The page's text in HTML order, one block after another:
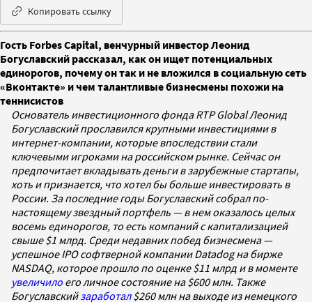
Копировать ссылку
Гость Forbes Capital, венчурный инвестор Леонид
Богуславский рассказал, как он ищет потенциальных
единорогов, почему он так и не вложился в социальную сеть
«Вконтакте» и чем талантливые бизнесмены похожи на
теннисистов
Основатель инвестиционного фонда RTP Global Леонид
Богуславский прославился крупными инвестициями в
интернет-компании, которые впоследствии стали
ключевыми игроками на российском рынке. Сейчас он
предпочитает вкладывать деньги в зарубежные стартапы,
хоть и признается, что хотел бы больше инвестировать в
России. За последние годы Богуславский собрал по-
настоящему звездный портфель — в нем оказалось целых
восемь единорогов, то есть компаний с капитализацией
свыше $1 млрд. Среди недавних побед бизнесмена —
успешное IPO софтверной компании Datadog на бирже
NASDAQ, которое прошло по оценке $11 млрд и в моменте
увеличило его личное состояние на $600 млн. Также
Богуславскийзаработал$260 млн на выходе из немецкого